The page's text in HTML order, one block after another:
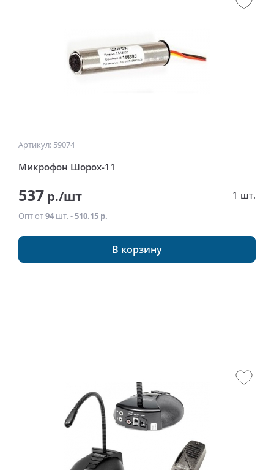
Артикул: 59074
Микрофон Шорох-11
537 р./шт 1 шт.
Опт от94 шт. -510.15 р.
В корзину